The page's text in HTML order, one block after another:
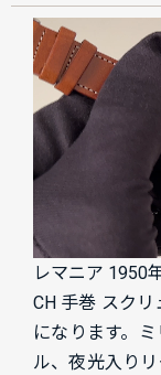
レマニア 1950
CH 手巻 スク
になります。
ル、夜光入り